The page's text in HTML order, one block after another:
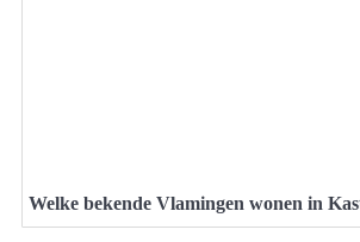
Welke bekende Vlamingen wonen in